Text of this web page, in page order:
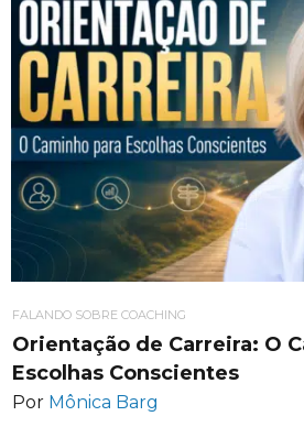
FALANDO SOBRE COACHING
Orientação de Carreira: O
Escolhas Conscientes
Por Mônica Barg